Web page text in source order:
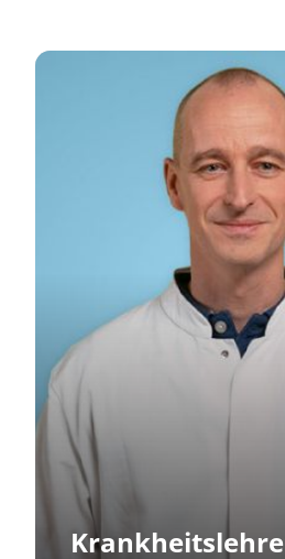
Krankheitslehre